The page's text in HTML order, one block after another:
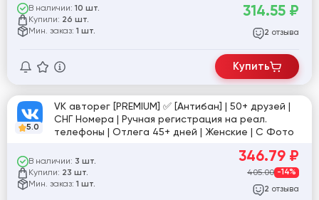
В наличии: 10 шт.
Купили: 26 шт.
Мин. заказ: 1 шт.
314.55 ₽
2 отзыва
Купить
5.0
VK авторег [PREMIUM] ✅ [Антибан] | 50+ друзей |
СНГ Номера | Ручная регистрация на реал.
телефоны | Отлега 45+ дней | Женские | С Фото
В наличии: 3 шт.
Купили: 23 шт.
Мин. заказ: 1 шт.
346.79 ₽
405.00 -14%
2 отзыва